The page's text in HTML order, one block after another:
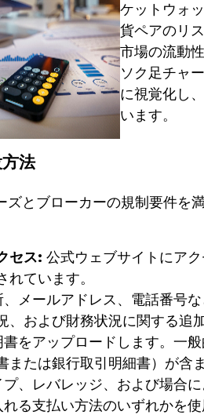
ケットウォ
貨ペアのリ
市場の流動
ソク足チャ
に視覚化し
います。
法
とブローカーの規制要件を
セス: 公式ウェブサイトにア
ています。
メールアドレス、電話番号
および財務状況に関する追
をアップロードします。一
たは銀行取引明細書）が含ま
、レバレッジ、および場合
る支払い方法のいずれかを